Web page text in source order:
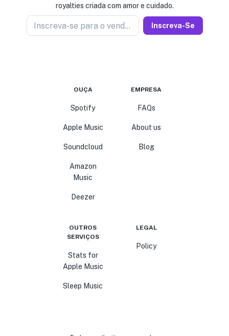
royalties criada com amor e cuidado.
Inscreva-se para o vendedor de notícias Inscreva-Se
OUÇA
Spotify
Apple Music
Soundcloud
Amazon
Music
Deezer
EMPRESA
FAQs
About us
Blog
OUTROS
SERVIÇOS
Stats for
Apple Music
Sleep Music
LEGAL
Policy